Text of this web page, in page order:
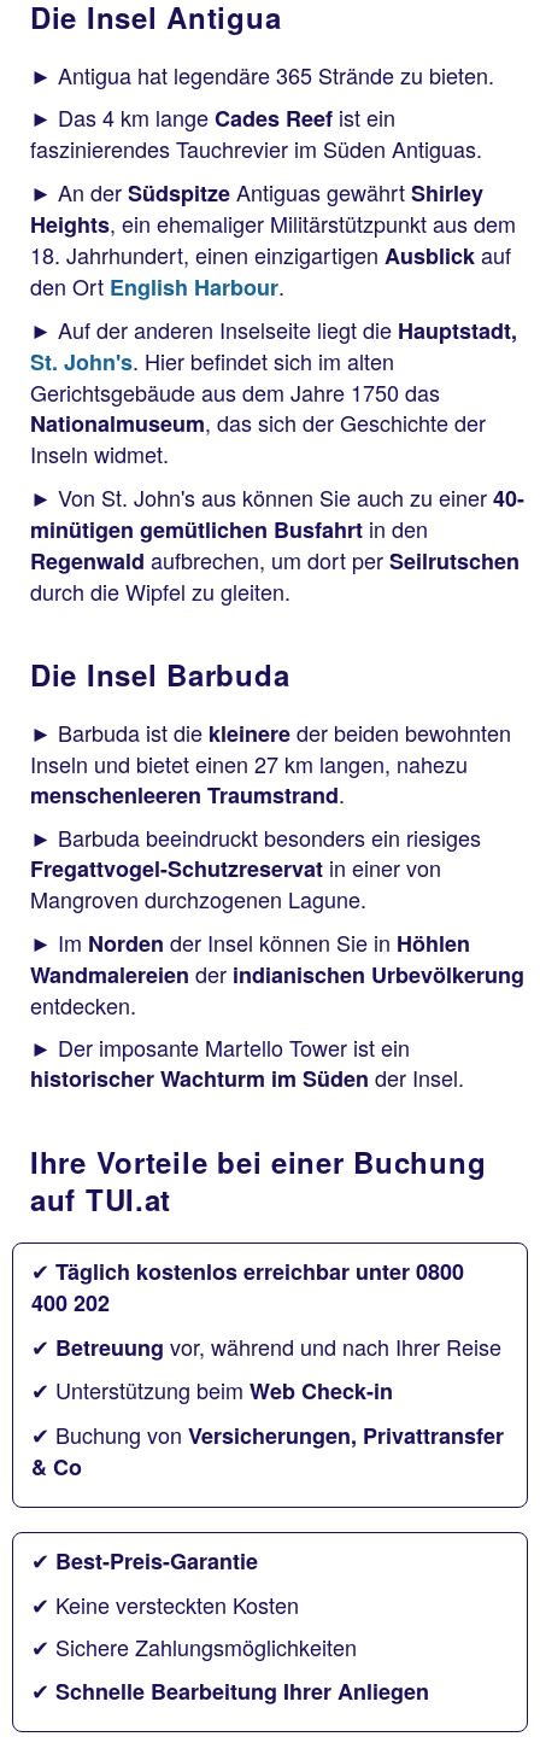
Die Insel Antigua
► Antigua hat legendäre 365 Strände zu bieten.
► Das 4 km langeCades Reef ist ein
faszinierendes Tauchrevier im Süden Antiguas.
► An derSüdspitzeAntiguas gewährtShirley
Heights, ein ehemaliger Militärstützpunkt aus dem
18. Jahrhundert, einen einzigartigen Ausblickauf
den Ort English Harbour.
► Auf der anderen Inselseite liegt die Hauptstadt,
St. John's. Hier befindet sich im alten
Gerichtsgebäude aus dem Jahre 1750 das
Nationalmuseum, das sich der Geschichte der
Inseln widmet.
► Von St. John's aus können Sie auch zu einer40-
minütigen gemütlichen Busfahrt in den
Regenwald aufbrechen, um dort perSeilrutschen
durch die Wipfel zu gleiten.
Die Insel Barbuda
► Barbuda ist die kleinereder beiden bewohnten
Inseln und bietet einen 27 km langen, nahezu
menschenleeren Traumstrand.
► Barbuda beeindruckt besonders ein riesiges
Fregattvogel-Schutzreservat in einer von
Mangroven durchzogenen Lagune.
► Im Norden der Insel können Sie in Höhlen
Wandmalereien der indianischen Urbevölkerung
entdecken.
► Der imposante Martello Tower ist ein
historischer Wachturm im Süden der Insel.
Ihre Vorteile bei einer Buchung
auf TUI.at
✔ Täglich kostenlos erreichbar unter 0800
400 202
✔ Betreuung vor, während und nach Ihrer Reise
✔ Unterstützung beim Web Check-in
✔ Buchung von Versicherungen, Privattransfer
& Co
✔ Best-Preis-Garantie
✔ Keine versteckten Kosten
✔ Sichere Zahlungsmöglichkeiten
✔ Schnelle Bearbeitung Ihrer Anliegen